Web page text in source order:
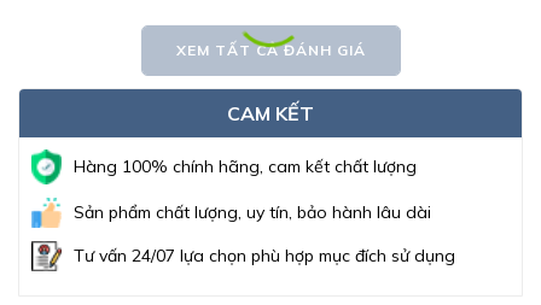
XEM TẤT CẢ ĐÁNH GIÁ
CAM KẾT
Hàng 100% chính hãng, cam kết chất lượng
Sản phẩm chất lượng, uy tín, bảo hành lâu dài
Tư vấn 24/07 lựa chọn phù hợp mục đích sử dụng